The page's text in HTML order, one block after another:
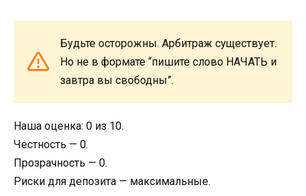
Будьте осторожны. Арбитраж существует.
Но не в формате “пишите слово НАЧАТЬ и
завтра вы свободны”.
Наша оценка: 0 из 10.
Честность — 0.
Прозрачность — 0.
Риски для депозита — максимальные.